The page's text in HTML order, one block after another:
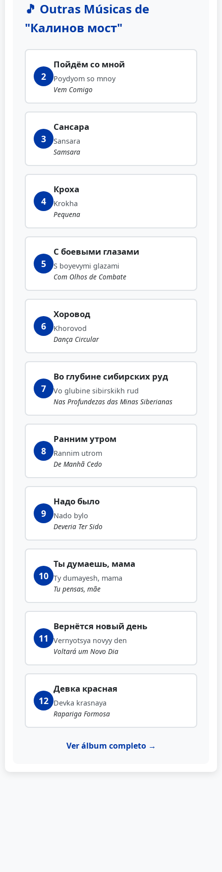
🎵 Outras Músicas de
"Калинов мост"
2
Пойдём со мной
Poydyom so mnoy
Vem Comigo
3
Сансара
Sansara
Samsara
4
Кроха
Krokha
Pequena
5
С боевыми глазами
S boyevymi glazami
Com Olhos de Combate
6
Хоровод
Khorovod
Dança Circular
7
Во глубине сибирских руд
Vo glubine sibirskikh rud
Nas Profundezas das Minas Siberianas
8
Ранним утром
Rannim utrom
De Manhã Cedo
9
Надо было
Nado bylo
Deveria Ter Sido
10
Ты думаешь, мама
Ty dumayesh, mama
Tu pensas, mãe
11
Вернётся новый день
Vernyotsya novyy den
Voltará um Novo Dia
12
Девка красная
Devka krasnaya
Rapariga Formosa
Ver álbum completo →